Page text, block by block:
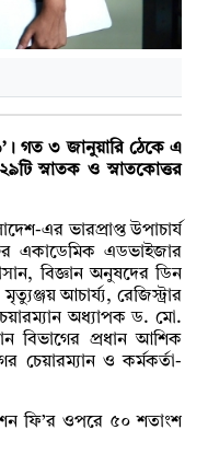
গত ৩ জানুয়ারি ঠেকে এ
স্নাতক ও স্নাতকোত্তর
এর ভারপ্রাপ্ত উপাচার্য
একাডেমিক এডভাইজার
বিজ্ঞান অনুষদের ডিন
আচার্য্য, রেজিস্ট্রার
অধ্যাপক ড. মো.
বিভাগের প্রধান আশিক
চেয়ারম্যান ও কর্মকর্তা-
ফি’র ওপরে ৫০ শতাংশ